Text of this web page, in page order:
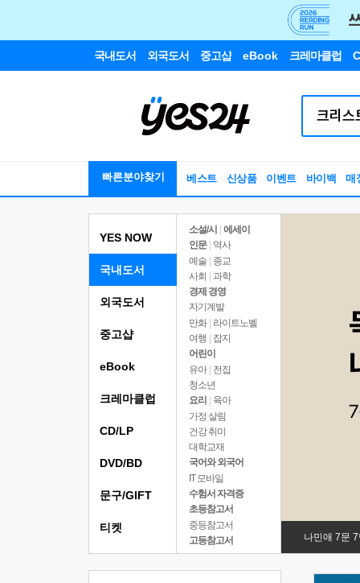
국내도서 외국도서 중고샵 eBook 크레마클럽
빠른분야찾기 베스트 신상품 이벤트 바이백 매
YES NOW
국내도서
소설/시
에세이
인문
역사
예술 | 종교
사회 | 과학
경제 경영
자기계발
만화 | 라이트노벨
여행
잡지
어린이
유아 | 전집
청소년
요리
육아
가정 살림
건강 취미
대학교재
국어와 외국어
IT 모바일
수험서 자격증
초등참고서
중등참고서
고등참고서
나민애 7문
외국도서
중고샵
eBook
크레마클럽
CD/LP
DVD/BD
문구/GIFT
티켓